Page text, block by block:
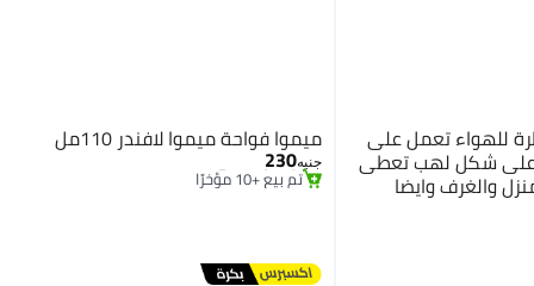
للهواء تعمل على
على شكل لهب تعطى
والغرف وايضا
ميموا فواحة ميموا لافندر 110مل
جنيه230
#11 في رذاذات الزيوت
توصيل مجاني
تم بيع +10 مؤخرًا
#11 في رذاذات الزيوت